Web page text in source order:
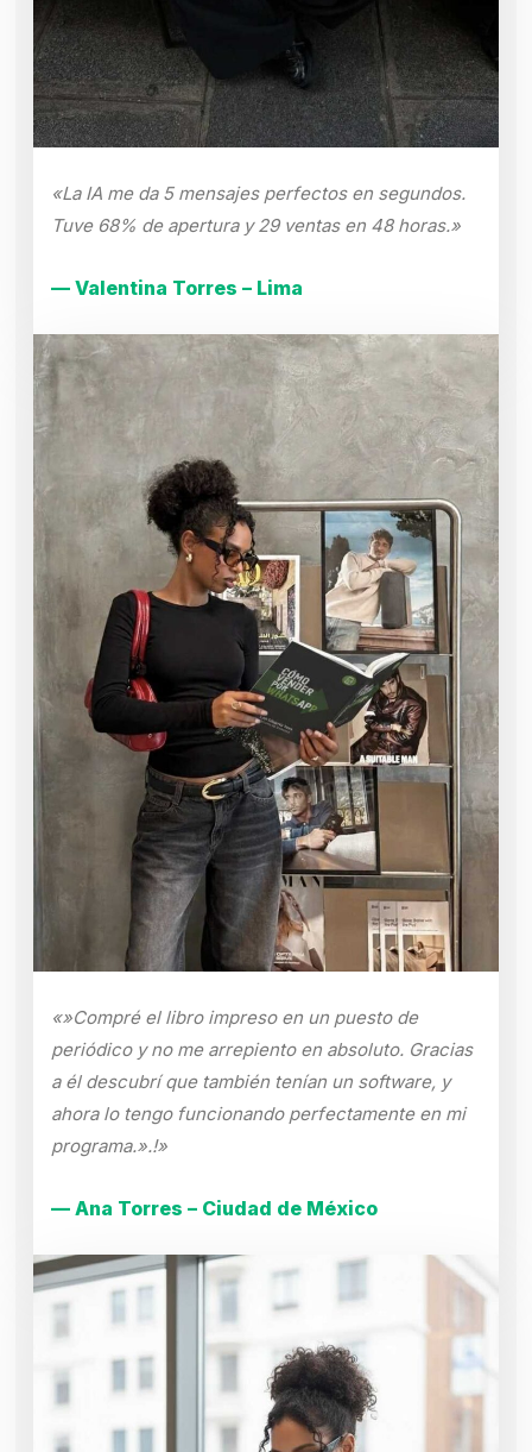
«La IA me da 5 mensajes perfectos en segundos.
Tuve 68% de apertura y 29 ventas en 48 horas.»
— Valentina Torres – Lima
«»Compré el libro impreso en un puesto de
periódico y no me arrepiento en absoluto. Gracias
a él descubrí que también tenían un software, y
ahora lo tengo funcionando perfectamente en mi
programa.».!»
— Ana Torres – Ciudad de México